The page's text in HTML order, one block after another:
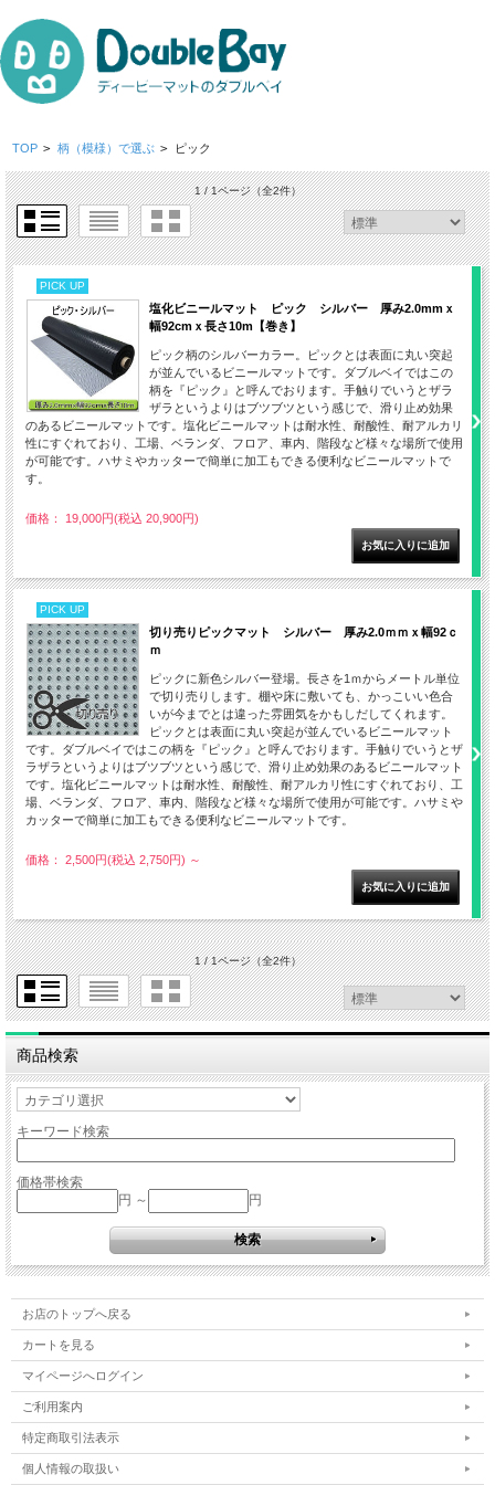
TOP > 柄（模様）で選ぶ > ピック
1 / 1ページ（全2件）
PICK UP
塩化ビニールマット ピック シルバー 厚み2.0mmｘ
幅92cmｘ長さ10m【巻き】
ピック柄のシルバーカラー。ピックとは表面に丸い突起
が並んでいるビニールマットです。ダブルベイではこの
柄を『ピック』と呼んでおります。手触りでいうとザラ
ザラというよりはブツブツという感じで、滑り止め効果
のあるビニールマットです。塩化ビニールマットは耐水性、耐酸性、耐アルカリ
性にすぐれており、工場、ベランダ、フロア、車内、階段など様々な場所で使用
が可能です。ハサミやカッターで簡単に加工もできる便利なビニールマットで
す。
価格： 19,000円(税込 20,900円)
PICK UP
切り売りピックマット シルバー 厚み2.0ｍｍｘ幅92ｃ
ｍ
ピックに新色シルバー登場。長さを1ｍからメートル単位
で切り売りします。棚や床に敷いても、かっこいい色合
いが今までとは違った雰囲気をかもしだしてくれます。
ピックとは表面に丸い突起が並んでいるビニールマット
です。ダブルベイではこの柄を『ピック』と呼んでおります。手触りでいうとザ
ラザラというよりはブツブツという感じで、滑り止め効果のあるビニールマット
です。塩化ビニールマットは耐水性、耐酸性、耐アルカリ性にすぐれており、工
場、ベランダ、フロア、車内、階段など様々な場所で使用が可能です。ハサミや
カッターで簡単に加工もできる便利なビニールマットです。
価格： 2,500円(税込 2,750円) ～
1 / 1ページ（全2件）
商品検索
キーワード検索
価格帯検索
円 ～
円
お店のトップへ戻る
カートを見る
マイページへログイン
ご利用案内
特定商取引法表示
個人情報の取扱い